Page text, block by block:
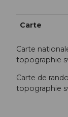
Carte
Carte
topographie
Carte de
topographie